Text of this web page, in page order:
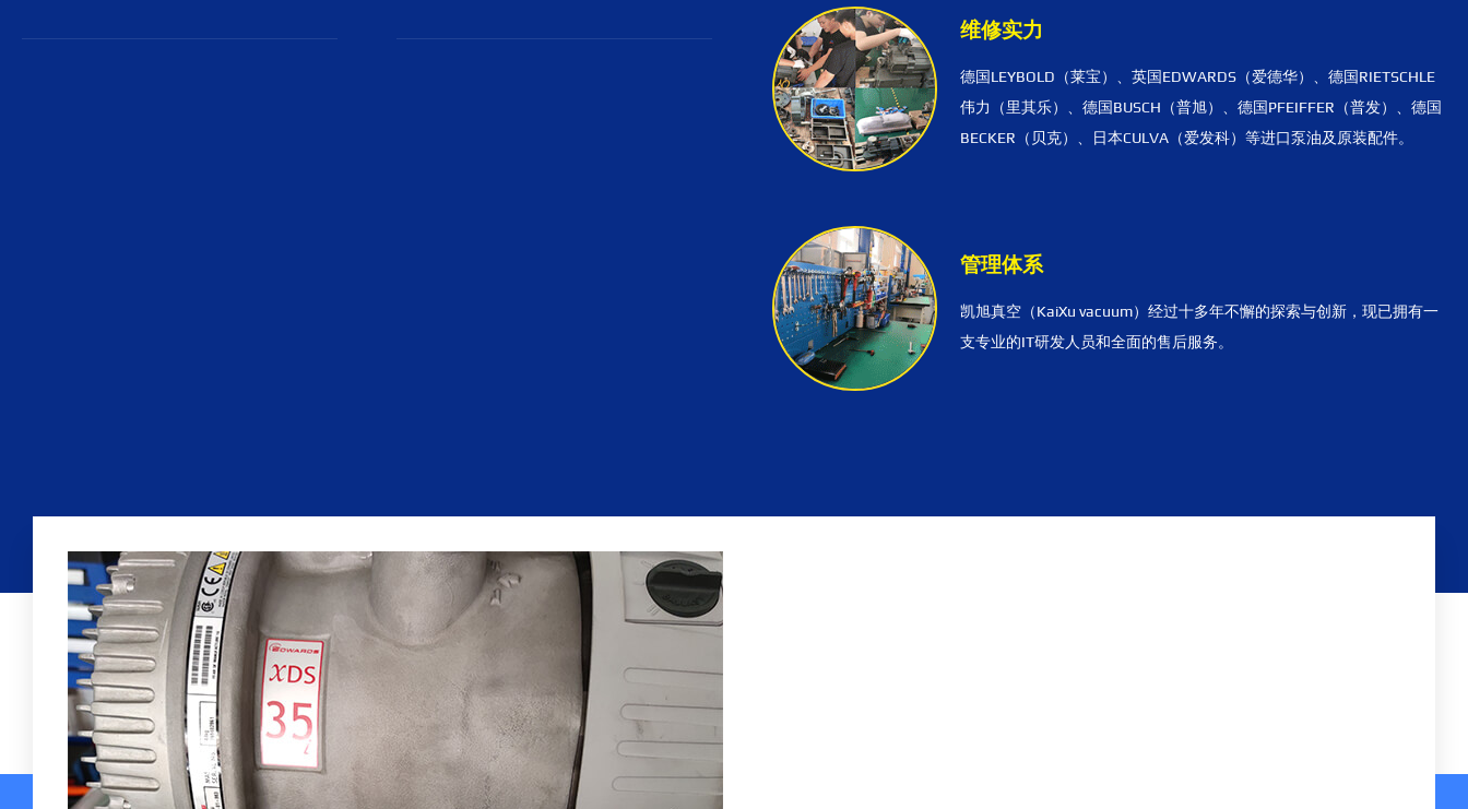
维修实力
德国LEYBOLD（莱宝）、英国EDWARDS（爱德华）、德国RIETSCHLE
伟力（里其乐）、德国BUSCH（普旭）、德国PFEIFFER（普发）、德国
BECKER（贝克）、日本CULVA（爱发科）等进口泵油及原装配件。
管理体系
凯旭真空（KaiXu vacuum）经过十多年不懈的探索与创新，现已拥有一
支专业的IT研发人员和全面的售后服务。